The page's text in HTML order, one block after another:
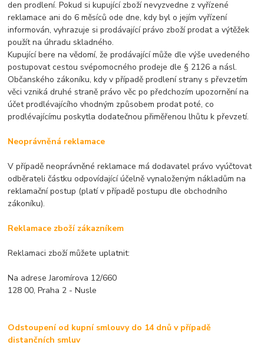
den prodlení. Pokud si kupující zboží nevyzvedne z vyřízené
reklamace ani do 6 měsíců ode dne, kdy byl o jejím vyřízení
informován, vyhrazuje si prodávající právo zboží prodat a výtěžek
použít na úhradu skladného.
Kupující bere na vědomí, že prodávající může dle výše uvedeného
postupovat cestou svépomocného prodeje dle § 2126 a násl.
Občanského zákoníku, kdy v případě prodlení strany s převzetím
věci vzniká druhé straně právo věc po předchozím upozornění na
účet prodlévajícího vhodným způsobem prodat poté, co
prodlévajícímu poskytla dodatečnou přiměřenou lhůtu k převzetí.
Neoprávněná reklamace
V případě neoprávněné reklamace má dodavatel právo vyúčtovat
odběrateli částku odpovídající účelně vynaloženým nákladům na
reklamační postup (platí v případě postupu dle obchodního
zákoníku).
Reklamace zboží zákazníkem
Reklamaci zboží můžete uplatnit:
Na adrese Jaromírova 12/660
128 00, Praha 2 - Nusle
Odstoupení od kupní smlouvy do 14 dnů v případě
distančních smluv